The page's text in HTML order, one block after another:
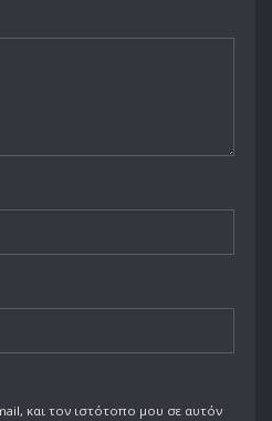
και τον ιστότοπο μου σε αυτόν